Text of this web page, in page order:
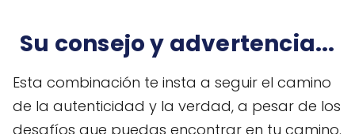
Su consejo y advertencia...
Esta combinación te insta a seguir el camino
de la autenticidad y la verdad, a pesar de los
desafíos que puedas encontrar en tu camino.